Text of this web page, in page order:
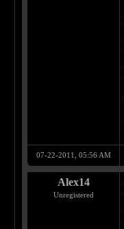
07-22-2011, 05:56 AM
Alex14
Unregistered